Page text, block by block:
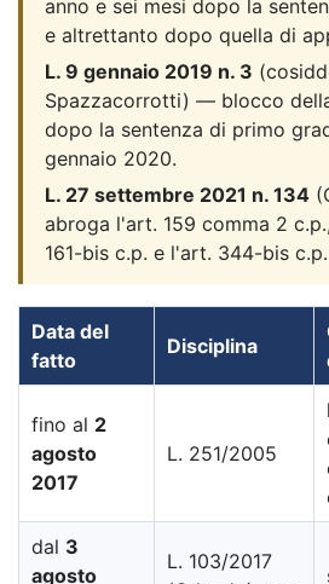
anno e sei mesi dopo la
e altrettanto dopo quella di
L. 9 gennaio 2019 n. 3
Spazzacorrotti) — blocco
dopo la sentenza di primo
gennaio 2020.
L. 27 settembre 2021 n. 134
abroga l'art. 159 comma 2
161-bis c.p. e l'art. 344-bis
Data del
fatto
Disciplina
fino al 2
agosto
2017
L. 251/2005
dal 3
agosto
L. 103/2017